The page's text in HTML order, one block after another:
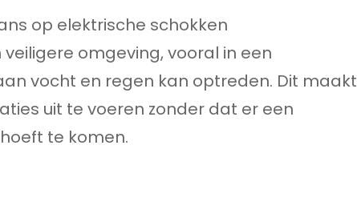
op elektrische schokken
omgeving, vooral in een
vocht en regen kan optreden. Dit maakt
uit te voeren zonder dat er een
te komen.